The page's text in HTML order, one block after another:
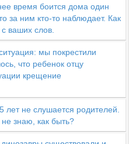
время боится дома один
за ним кто-то наблюдает. Как
ваших слов.
мы покрестили
что ребенок отцу
крещение
лет не слушается родителей.
знаю, как быть?